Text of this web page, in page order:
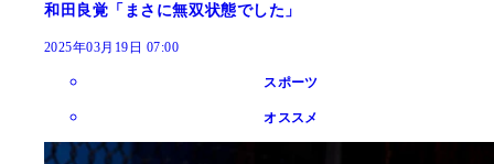
和田良覚「まさに無双状態でした」
2025年03月19日 07:00
スポーツ
オススメ